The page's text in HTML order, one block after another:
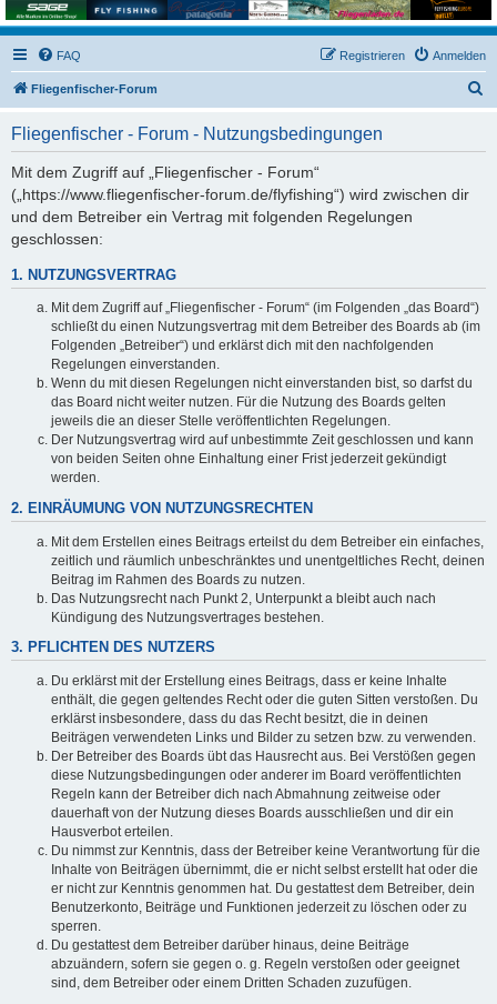
FAQ Anmelden
Registrieren
Fliegenfischer-Forum
Fliegenfischer - Forum - Nutzungsbedingungen
Mit dem Zugriff auf „Fliegenfischer - Forum“
(„https://www.fliegenfischer-forum.de/flyfishing“) wird zwischen dir
und dem Betreiber ein Vertrag mit folgenden Regelungen
geschlossen:
1. NUTZUNGSVERTRAG
Mit dem Zugriff auf „Fliegenfischer - Forum“ (im Folgenden „das Board“)
schließt du einen Nutzungsvertrag mit dem Betreiber des Boards ab (im
Folgenden „Betreiber“) und erklärst dich mit den nachfolgenden
Regelungen einverstanden.
Wenn du mit diesen Regelungen nicht einverstanden bist, so darfst du
das Board nicht weiter nutzen. Für die Nutzung des Boards gelten
jeweils die an dieser Stelle veröffentlichten Regelungen.
Der Nutzungsvertrag wird auf unbestimmte Zeit geschlossen und kann
von beiden Seiten ohne Einhaltung einer Frist jederzeit gekündigt
werden.
2. EINRÄUMUNG VON NUTZUNGSRECHTEN
Mit dem Erstellen eines Beitrags erteilst du dem Betreiber ein einfaches,
zeitlich und räumlich unbeschränktes und unentgeltliches Recht, deinen
Beitrag im Rahmen des Boards zu nutzen.
Das Nutzungsrecht nach Punkt 2, Unterpunkt a bleibt auch nach
Kündigung des Nutzungsvertrages bestehen.
3. PFLICHTEN DES NUTZERS
Du erklärst mit der Erstellung eines Beitrags, dass er keine Inhalte
enthält, die gegen geltendes Recht oder die guten Sitten verstoßen. Du
erklärst insbesondere, dass du das Recht besitzt, die in deinen
Beiträgen verwendeten Links und Bilder zu setzen bzw. zu verwenden.
Der Betreiber des Boards übt das Hausrecht aus. Bei Verstößen gegen
diese Nutzungsbedingungen oder anderer im Board veröffentlichten
Regeln kann der Betreiber dich nach Abmahnung zeitweise oder
dauerhaft von der Nutzung dieses Boards ausschließen und dir ein
Hausverbot erteilen.
Du nimmst zur Kenntnis, dass der Betreiber keine Verantwortung für die
Inhalte von Beiträgen übernimmt, die er nicht selbst erstellt hat oder die
er nicht zur Kenntnis genommen hat. Du gestattest dem Betreiber, dein
Benutzerkonto, Beiträge und Funktionen jederzeit zu löschen oder zu
sperren.
Du gestattest dem Betreiber darüber hinaus, deine Beiträge
abzuändern, sofern sie gegen o. g. Regeln verstoßen oder geeignet
sind, dem Betreiber oder einem Dritten Schaden zuzufügen.